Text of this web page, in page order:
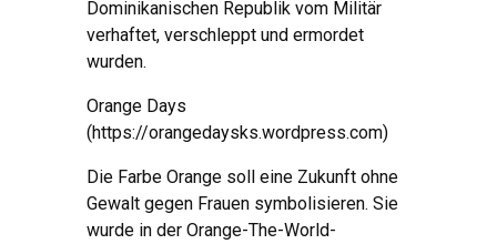
Dominikanischen Republik vom Militär
verhaftet, verschleppt und ermordet
wurden.
Orange Days
(https://orangedaysks.wordpress.com)
Die Farbe Orange soll eine Zukunft ohne
Gewalt gegen Frauen symbolisieren. Sie
wurde in der Orange-The-World-